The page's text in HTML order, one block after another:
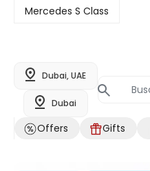
Mercedes S Class
Dubai, UAE
Dubai
Offers Gifts